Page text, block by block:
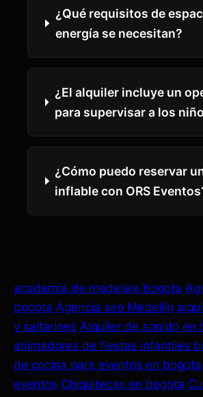
¿Qué requisitos de
energía se necesitan?
¿El alquiler incluye un
para supervisar a los
¿Cómo puedo reservar
inflable con ORS
academia de modelaje bogota
bogota Agencia seo Medellin
y saltarines Alquiler de sonido en
animadores de fiestas infantiles
de cocina para eventos en bogota
eventos Chiquitecas en bogota